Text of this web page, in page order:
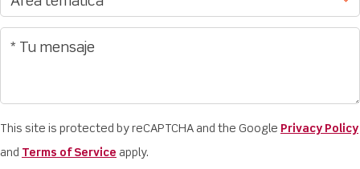
This site is protected by reCAPTCHA and the Google Privacy Policy
and Terms of Service apply.